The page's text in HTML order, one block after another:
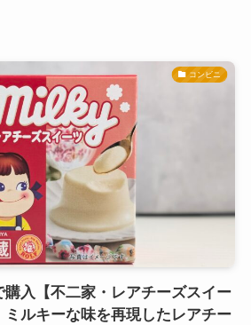
コンビニ
入【不二家・レアチーズスイー
ルキーな味を再現したレアチー